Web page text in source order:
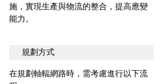
施，實現生產與物流的整合，提高應變
能力。
規劃方式
在規劃軸輻網路時，需考慮進行以下流